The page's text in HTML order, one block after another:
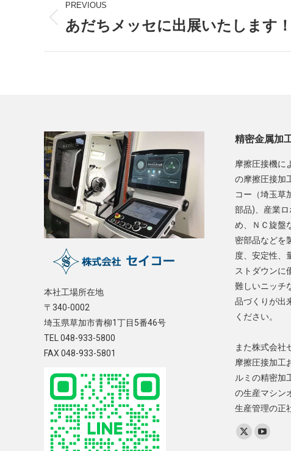
navigation
PREVIOUS
Previous
あだちメッセに出展いたします！
本社工場所在地
〒340-0002
埼玉県草加市青柳1丁目5番46号
TEL 048-933-5800
FAX 048-933-5801
精密金属加
摩擦圧接機に
の摩擦圧接加
コー（埼玉草
部品)、産業
め、ＮＣ旋盤
密部品などを
度、安定性、
ストダウンに
難しいニッチ
品づくりが出
ください。
また株式会社
摩擦圧接加工
ルミの精密加
の生産マシン
生産管理の正
Find us on:
X
YouTube